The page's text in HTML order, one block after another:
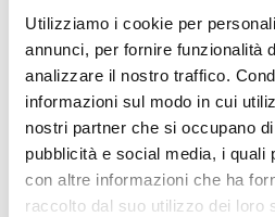
Utilizziamo i cookie per
annunci, per fornire funzionalità
analizzare il nostro traffico.
informazioni sul modo in cui
nostri partner che si occupano
pubblicità e social media, i quali
con altre informazioni che ha
raccolto dal suo utilizzo dei loro
INDIRIZZO Via
TELEFONO +39 0431